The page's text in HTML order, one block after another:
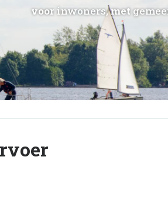
voorinwoners,met